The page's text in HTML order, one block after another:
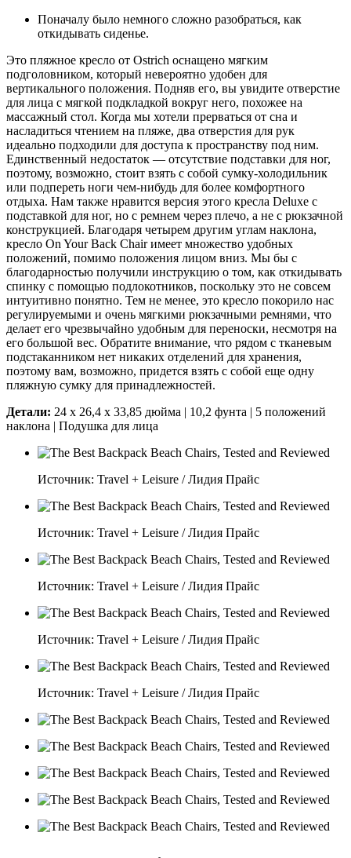
Поначалу было немного сложно разобраться, как
откидывать сиденье.
Это пляжное кресло от Ostrich оснащено мягким
подголовником, который невероятно удобен для
вертикального положения. Подняв его, вы увидите отверстие
для лица с мягкой подкладкой вокруг него, похожее на
массажный стол. Когда мы хотели прерваться от сна и
насладиться чтением на пляже, два отверстия для рук
идеально подходили для доступа к пространству под ним.
Единственный недостаток — отсутствие подставки для ног,
поэтому, возможно, стоит взять с собой сумку-холодильник
или подпереть ноги чем-нибудь для более комфортного
отдыха. Нам также нравится версия этого кресла Deluxe с
подставкой для ног, но с ремнем через плечо, а не с рюкзачной
конструкцией. Благодаря четырем другим углам наклона,
кресло On Your Back Chair имеет множество удобных
положений, помимо положения лицом вниз. Мы бы с
благодарностью получили инструкцию о том, как откидывать
спинку с помощью подлокотников, поскольку это не совсем
интуитивно понятно. Тем не менее, это кресло покорило нас
регулируемыми и очень мягкими рюкзачными ремнями, что
делает его чрезвычайно удобным для переноски, несмотря на
его большой вес. Обратите внимание, что рядом с тканевым
подстаканником нет никаких отделений для хранения,
поэтому вам, возможно, придется взять с собой еще одну
пляжную сумку для принадлежностей.
Детали: 24 x 26,4 x 33,85 дюйма | 10,2 фунта | 5 положений
наклона | Подушка для лица
Источник: Travel + Leisure / Лидия Прайс
Источник: Travel + Leisure / Лидия Прайс
Источник: Travel + Leisure / Лидия Прайс
Источник: Travel + Leisure / Лидия Прайс
Источник: Travel + Leisure / Лидия Прайс